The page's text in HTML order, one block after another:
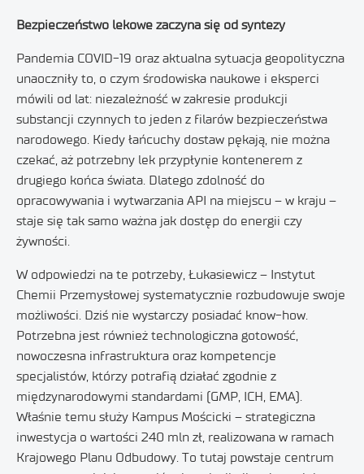
Bezpieczeństwo lekowe zaczyna się od syntezy
Pandemia COVID-19 oraz aktualna sytuacja geopolityczna
unaoczniły to, o czym środowiska naukowe i eksperci
mówili od lat: niezależność w zakresie produkcji
substancji czynnych to jeden z filarów bezpieczeństwa
narodowego. Kiedy łańcuchy dostaw pękają, nie można
czekać, aż potrzebny lek przypłynie kontenerem z
drugiego końca świata. Dlatego zdolność do
opracowywania i wytwarzania API na miejscu – w kraju –
staje się tak samo ważna jak dostęp do energii czy
żywności.
W odpowiedzi na te potrzeby, Łukasiewicz – Instytut
Chemii Przemysłowej systematycznie rozbudowuje swoje
możliwości. Dziś nie wystarczy posiadać know-how.
Potrzebna jest również technologiczna gotowość,
nowoczesna infrastruktura oraz kompetencje
specjalistów, którzy potrafią działać zgodnie z
międzynarodowymi standardami (GMP, ICH, EMA).
Właśnie temu służy Kampus Mościcki – strategiczna
inwestycja o wartości 240 mln zł, realizowana w ramach
Krajowego Planu Odbudowy. To tutaj powstaje centrum